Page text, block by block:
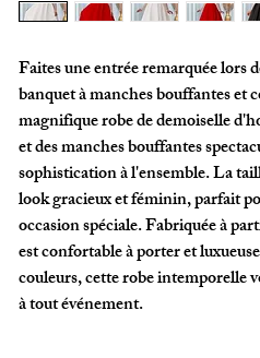
Faites une entrée remarquée lors
banquet à manches bouffantes et
magnifique robe de demoiselle
et des manches bouffantes
sophistication à l'ensemble. La
look gracieux et féminin, parfait
occasion spéciale. Fabriquée à
est confortable à porter et
couleurs, cette robe intemporelle
à tout événement.